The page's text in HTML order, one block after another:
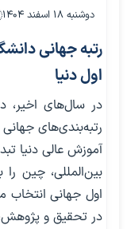
دوشنبه ۱۸ اسفند ۱۴۰۴
رتبه جهانی
اول دنیا
در سال‌های اخیر،
رتبه‌بندی‌های
آموزش عالی دنیا
بین‌المللی، چین
اول جهانی انتخاب
در تحقیق و پژوهش،